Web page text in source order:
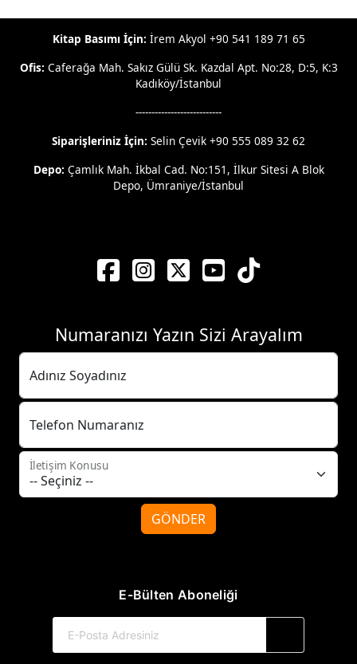
Kitap Basımı İçin: İrem Akyol +90 541 189 71 65
Ofis: Caferağa Mah. Sakız Gülü Sk. Kazdal Apt. No:28, D:5, K:3
Kadıköy/İstanbul
---------------------------
Siparişleriniz İçin: Selin Çevik +90 555 089 32 62
Depo: Çamlık Mah. İkbal Cad. No:151, İlkur Sitesi A Blok
Depo, Ümraniye/İstanbul
Numaranızı Yazın Sizi Arayalım
Adınız Soyadınız
Telefon Numaranız
İletişim Konusu
GÖNDER
E-Bülten Aboneliği